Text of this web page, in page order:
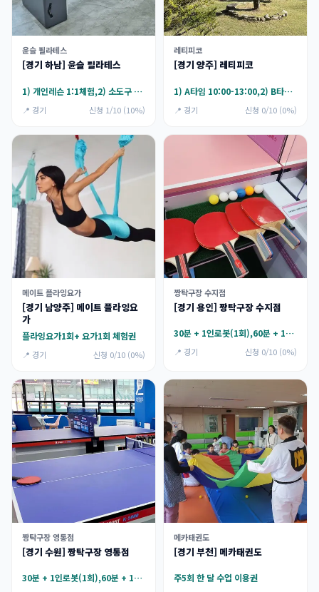
윤슬 필라테스
[경기 하남] 윤슬 필라테스
1) 개인레슨 1:1체험,2) 소도구 그룹 5:1체험
📍 경기 신청 1/10 (10%)
레티피코
[경기 양주] 레티피코
1) A타임 10:00-13:00,2) B타임 13:00-16:00
📍 경기 신청 0/10 (0%)
메이트 플라잉요가
[경기 남양주] 메이트 플라잉요
가
플라잉요가1회+ 요가1회 체험권
📍 경기 신청 0/10 (0%)
짱탁구장 수지점
[경기 용인] 짱탁구장 수지점
30분 + 1인로봇(1회),60분 + 1인로봇(1회)
📍 경기 신청 0/10 (0%)
짱탁구장 영통점
[경기 수원] 짱탁구장 영통점
30분 + 1인로봇(1회),60분 + 1인로봇(1회)
메카태권도
[경기 부천] 메카태권도
주5회 한 달 수업 이용권